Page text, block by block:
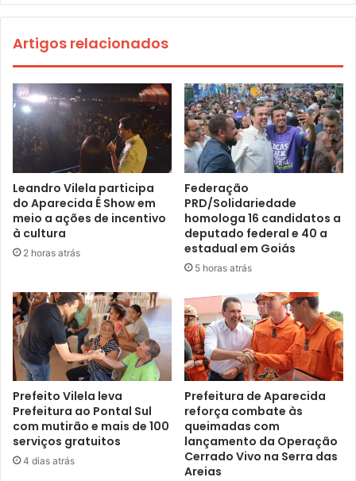
Artigos relacionados
Leandro Vilela participa
do Aparecida É Show em
meio a ações de incentivo
à cultura
2 horas atrás
Federação
PRD/Solidariedade
homologa 16 candidatos a
deputado federal e 40 a
estadual em Goiás
5 horas atrás
Prefeito Vilela leva
Prefeitura ao Pontal Sul
com mutirão e mais de 100
serviços gratuitos
4 dias atrás
Prefeitura de Aparecida
reforça combate às
queimadas com
lançamento da Operação
Cerrado Vivo na Serra das
Areias